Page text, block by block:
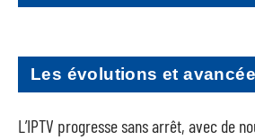
Les évolutions et
L’IPTV progresse sans arrêt, avec de